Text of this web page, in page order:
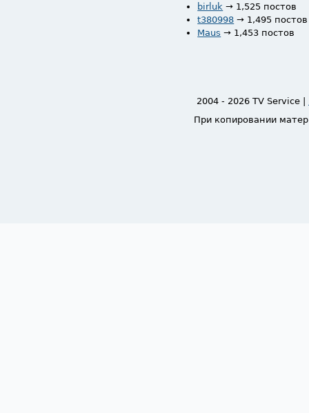
birluk → 1,525 постов
t380998 → 1,495 постов
Maus → 1,453 постов
2004 - 2026 TV Service |
При копировании